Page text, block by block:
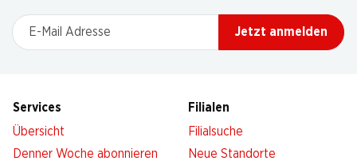
E-Mail Adresse
Jetzt anmelden
Services
Übersicht
Denner Woche abonnieren
Filialen
Filialsuche
Neue Standorte